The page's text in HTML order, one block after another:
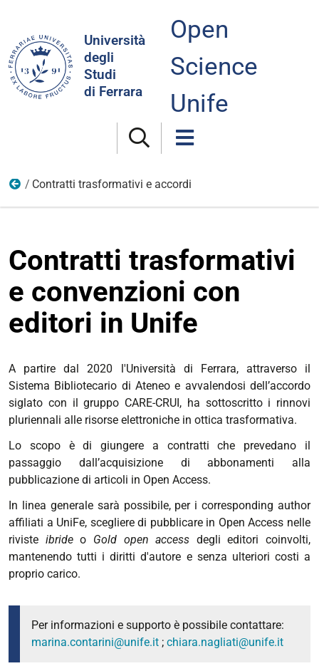
Università
degli
Studi
di Ferrara
Open
Science
Unife
nel
sito
Open Access e Open Science in Unife
Contratti trasformativi e accordi
Contratti trasformativi
e convenzioni con
editori in Unife
A partire dal 2020 l'Università di Ferrara, attraverso il
Sistema Bibliotecario di Ateneo e avvalendosi dell’accordo
siglato con il gruppo CARE-CRUI, ha sottoscritto i rinnovi
pluriennali alle risorse elettroniche in ottica trasformativa.
Lo scopo è di giungere a contratti che prevedano il
passaggio dall’acquisizione di abbonamenti alla
pubblicazione di articoli in Open Access.
In linea generale sarà possibile, per i corresponding author
affiliati a UniFe, scegliere di pubblicare in Open Access nelle
riviste ibrideo Gold open access degli editori coinvolti,
mantenendo tutti i diritti d'autore e senza ulteriori costi a
proprio carico.
Per informazioni e supporto è possibile contattare:
marina.contarini@unife.it ; chiara.nagliati@unife.it